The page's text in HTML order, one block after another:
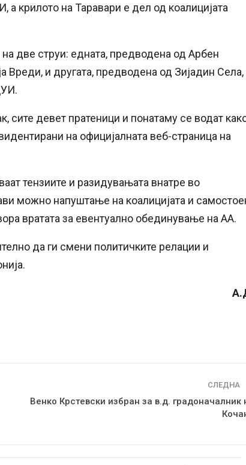
крилото на Таравари е дел од коалицијата
две струи: едната, предводена од Арбен
Вреди, и другата, предводена од Зијадин Села,
сите девет пратеници и понатаму се водат
на официјалната веб-страница на
тензиите и разидувањата внатре во
можно напуштање на коалицијата и
вратата за евентуално обединување на АА.
да ги смени политичките релации и
СЛЕДНА
Венко Крстевски избран за в.д. градоначалник